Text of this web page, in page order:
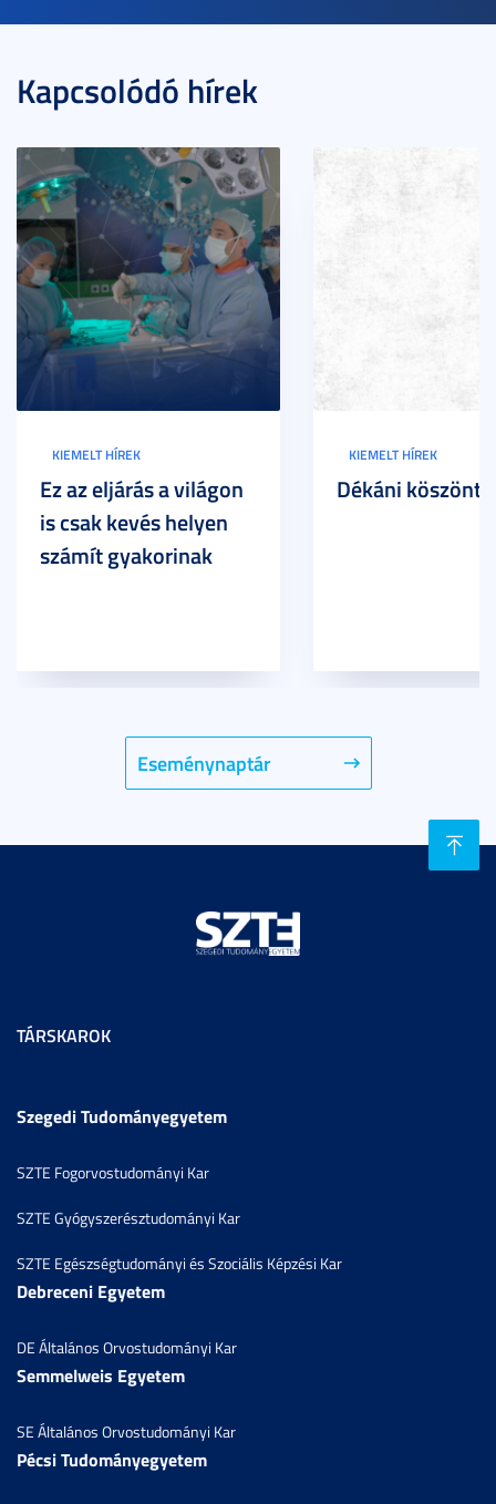
Kapcsolódó hírek
Eseménynaptár
KIEMELT HÍREK
Ez az eljárás a világon
is csak kevés helyen
számít gyakorinak
KIEMELT HÍREK
Dékáni köszöntő
TÁRSKAROK
Szegedi Tudományegyetem
SZTE Fogorvostudományi Kar
SZTE Gyógyszerésztudományi Kar
SZTE Egészségtudományi és Szociális Képzési Kar
Debreceni Egyetem
DE Általános Orvostudományi Kar
Semmelweis Egyetem
SE Általános Orvostudományi Kar
Pécsi Tudományegyetem